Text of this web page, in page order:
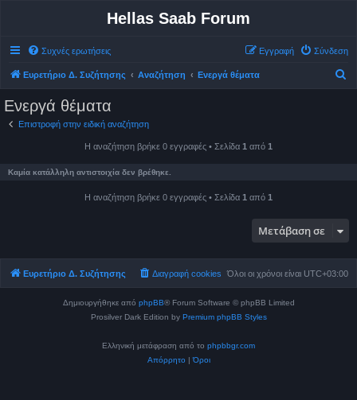
Hellas Saab Forum
Συχνές ερωτήσεις Σύνδεση
Εγγραφή
Ευρετήριο Δ. Συζήτησης Αναζήτηση Ενεργά θέματα
Ενεργά θέματα
Επιστροφή στην ειδική αναζήτηση
Η αναζήτηση βρήκε 0 εγγραφές • Σελίδα 1 από 1
Καμία κατάλληλη αντιστοιχία δεν βρέθηκε.
Η αναζήτηση βρήκε 0 εγγραφές • Σελίδα 1 από 1
Μετάβαση σε
Ευρετήριο Δ. Συζήτησης Όλοι οι χρόνοι είναι UTC+03:00
Διαγραφή cookies
Δημιουργήθηκε από phpBB® Forum Software © phpBB Limited
Prosilver Dark Edition by Premium phpBB Styles
Ελληνική μετάφραση από το phpbbgr.com
Απόρρητο |Όροι